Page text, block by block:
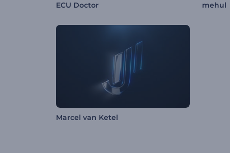
ECU Doctor mehul
Marcel van Ketel